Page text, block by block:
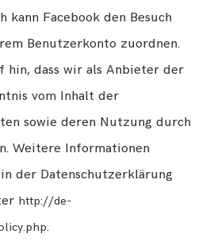
kann Facebook den Besuch
Benutzerkonto zuordnen.
hin, dass wir als Anbieter der
vom Inhalt der
sowie deren Nutzung durch
Weitere Informationen
der Datenschutzerklärung
http://de-
.